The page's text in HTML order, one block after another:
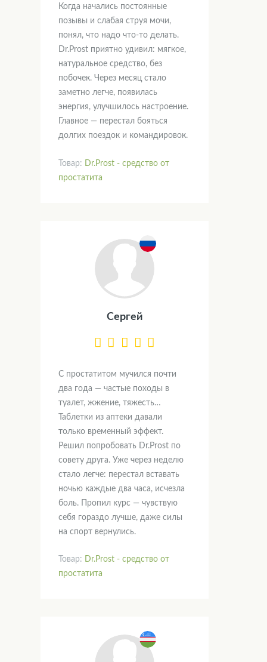
Когда начались постоянные
позывы и слабая струя мочи,
понял, что надо что-то делать.
Dr.Prost приятно удивил: мягкое,
натуральное средство, без
побочек. Через месяц стало
заметно легче, появилась
энергия, улучшилось настроение.
Главное — перестал бояться
долгих поездок и командировок.
Товар:
Dr.Prost - средство от
простатита
Сергей
С простатитом мучился почти
два года — частые походы в
туалет, жжение, тяжесть…
Таблетки из аптеки давали
только временный эффект.
Решил попробовать Dr.Prost по
совету друга. Уже через неделю
стало легче: перестал вставать
ночью каждые два часа, исчезла
боль. Пропил курс — чувствую
себя гораздо лучше, даже силы
на спорт вернулись.
Товар: Dr.Prost - средство от
простатита